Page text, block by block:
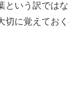
という訳では
に覚えてお